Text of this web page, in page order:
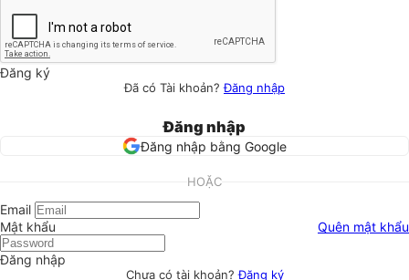
Đăng ký
Đã có Tài khoản?Đăng nhập
Đăng nhập
Đăng nhập bằng Google
HOẶC
Email
Mật khẩu
Quên mật khẩu
Đăng nhập
Chưa có tài khoản?Đăng ký